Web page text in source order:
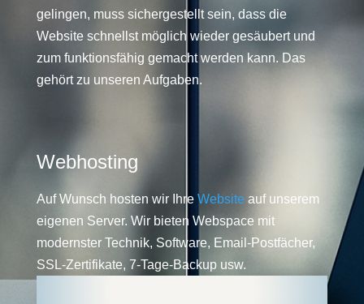
gelingen, muss sichergestellt sein, dass die
Website schnellst möglich wieder gesäubert und
zum funktionsfähig gemacht werden kann. Das
gehört zu unseren Aufgaben.
Webhosting
Auf Wunsch hosten wir Ihre Website auf unserem
eigenen Server. Wir bieten Webspace mit
modernster Technik, Software, Email-Postfächer,
SSL-Zertifikate, 7-Tage-Backup usw.